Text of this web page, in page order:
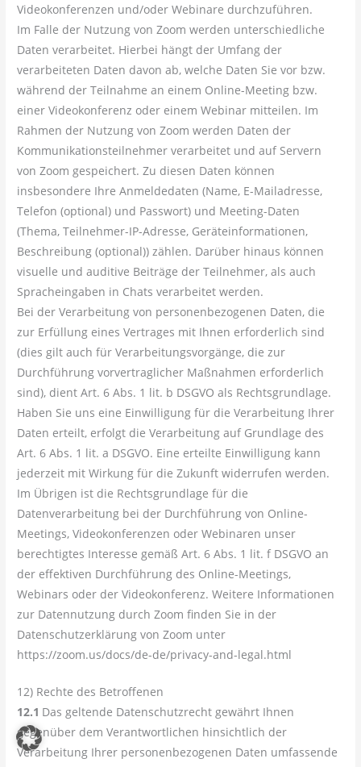
Videokonferenzen und/oder Webinare durchzuführen.
Im Falle der Nutzung von Zoom werden unterschiedliche
Daten verarbeitet. Hierbei hängt der Umfang der
verarbeiteten Daten davon ab, welche Daten Sie vor bzw.
während der Teilnahme an einem Online-Meeting bzw.
einer Videokonferenz oder einem Webinar mitteilen. Im
Rahmen der Nutzung von Zoom werden Daten der
Kommunikationsteilnehmer verarbeitet und auf Servern
von Zoom gespeichert. Zu diesen Daten können
insbesondere Ihre Anmeldedaten (Name, E-Mailadresse,
Telefon (optional) und Passwort) und Meeting-Daten
(Thema, Teilnehmer-IP-Adresse, Geräteinformationen,
Beschreibung (optional)) zählen. Darüber hinaus können
visuelle und auditive Beiträge der Teilnehmer, als auch
Spracheingaben in Chats verarbeitet werden.
Bei der Verarbeitung von personenbezogenen Daten, die
zur Erfüllung eines Vertrages mit Ihnen erforderlich sind
(dies gilt auch für Verarbeitungsvorgänge, die zur
Durchführung vorvertraglicher Maßnahmen erforderlich
sind), dient Art. 6 Abs. 1 lit. b DSGVO als Rechtsgrundlage.
Haben Sie uns eine Einwilligung für die Verarbeitung Ihrer
Daten erteilt, erfolgt die Verarbeitung auf Grundlage des
Art. 6 Abs. 1 lit. a DSGVO. Eine erteilte Einwilligung kann
jederzeit mit Wirkung für die Zukunft widerrufen werden.
Im Übrigen ist die Rechtsgrundlage für die
Datenverarbeitung bei der Durchführung von Online-
Meetings, Videokonferenzen oder Webinaren unser
berechtigtes Interesse gemäß Art. 6 Abs. 1 lit. f DSGVO an
der effektiven Durchführung des Online-Meetings,
Webinars oder der Videokonferenz. Weitere Informationen
zur Datennutzung durch Zoom finden Sie in der
Datenschutzerklärung von Zoom unter
https://zoom.us/docs/de-de/privacy-and-legal.html
12) Rechte des Betroffenen
12.1 Das geltende Datenschutzrecht gewährt Ihnen
gegenüber dem Verantwortlichen hinsichtlich der
Verarbeitung Ihrer personenbezogenen Daten umfassende